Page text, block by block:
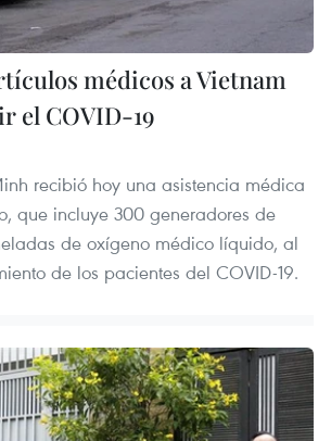
médicos a Vietnam
el COVID-19
recibió hoy una asistencia médica
que incluye 300 generadores de
de oxígeno médico líquido, al
de los pacientes del COVID-19.